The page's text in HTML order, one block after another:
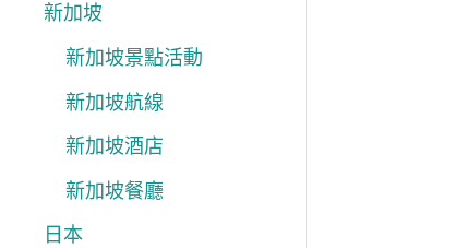
新加坡
新加坡景點活動
新加坡航線
新加坡酒店
新加坡餐廳
日本